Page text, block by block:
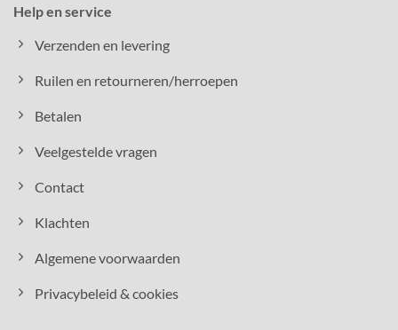
Help en service
Verzenden en levering
Ruilen en retourneren/herroepen
Betalen
Veelgestelde vragen
Contact
Klachten
Algemene voorwaarden
Privacybeleid & cookies